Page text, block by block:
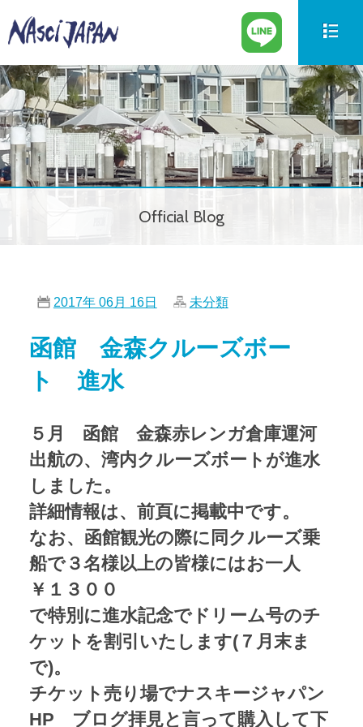
New Boat
新艇情報
Used Boat
中古艇情報
Parts
パーツ情報
会社紹介
アクセス
Contact us
お問い合わせ
公式ブログ
Official Blog
2017年 06月 16日 未分類
函館 金森クルーズボー
ト 進水
５月 函館 金森赤レンガ倉庫運河
出航の、湾内クルーズボートが進水
しました。
詳細情報は、前頁に掲載中です。
なお、函館観光の際に同クルーズ乗
船で３名様以上の皆様にはお一人
￥１３００
で特別に進水記念でドリーム号のチ
ケットを割引いたします(７月末ま
で)。
チケット売り場でナスキージャパン
HP ブログ拝見と言って購入して下